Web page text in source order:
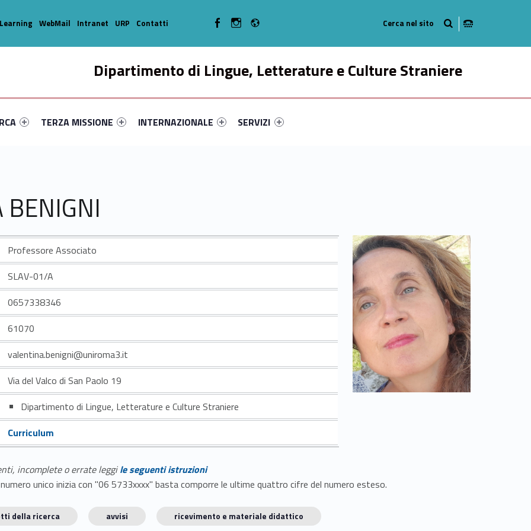
Dipartimento di Lingue, Letterature e Culture Straniere
primary-45113-14
#link-menu-primary-71310-33
Link identifier #link-menu-primary-5376-44
TERZA MISSIONE
Link identifier #link-menu-primary-27205-49
INTERNAZIONALE
Link identifier #link-menu-primary-44762-58
SERVIZI
WebMail Intranet URP Contatti WebMan on FacebookWebMan on Instagram
Professore Associato
SLAV-01/A
0657338346
61070
valentina.benigni@uniroma3.it
Via del Valco di San Paolo 19
Dipartimento di Lingue, Letterature e Culture Straniere
Curriculum
incomplete o errate leggile seguenti istruzioni
unico inizia con "06 5733xxxx" basta comporre le ultime quattro cifre del numero esteso.
della ricerca avvisi ricevimento e materiale didattico